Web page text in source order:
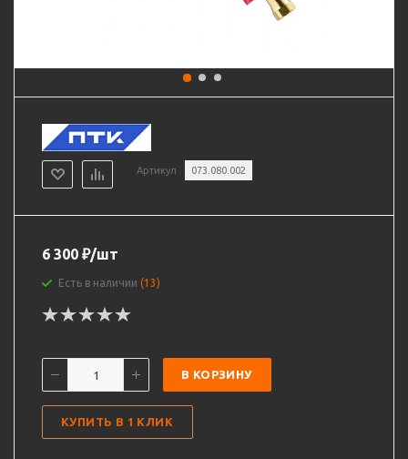
Артикул 073.080.002
6 300 ₽/шт
Есть в наличии (13)
В КОРЗИНУ
КУПИТЬ В 1 КЛИК